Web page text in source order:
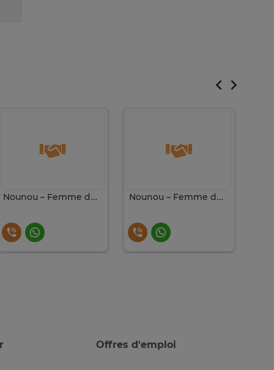
Nounou – Femme de ménage sérieuse | Remplacement garanti Nounou – Femme de ménage sérieuse | Remplacement garanti
Offres d'emploi